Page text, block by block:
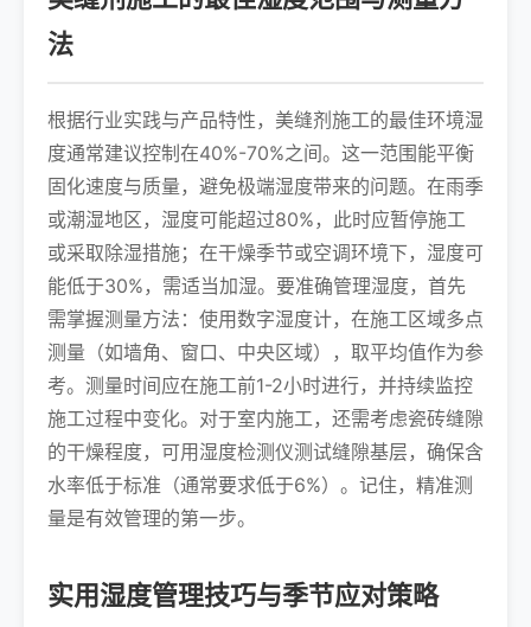
法
根据行业实践与产品特性，美缝剂施工的最佳环境湿
度通常建议控制在40%-70%之间。这一范围能平衡
固化速度与质量，避免极端湿度带来的问题。在雨季
或潮湿地区，湿度可能超过80%，此时应暂停施工
或采取除湿措施；在干燥季节或空调环境下，湿度可
能低于30%，需适当加湿。要准确管理湿度，首先
需掌握测量方法：使用数字湿度计，在施工区域多点
测量（如墙角、窗口、中央区域），取平均值作为参
考。测量时间应在施工前1-2小时进行，并持续监控
施工过程中变化。对于室内施工，还需考虑瓷砖缝隙
的干燥程度，可用湿度检测仪测试缝隙基层，确保含
水率低于标准（通常要求低于6%）。记住，精准测
量是有效管理的第一步。
实用湿度管理技巧与季节应对策略